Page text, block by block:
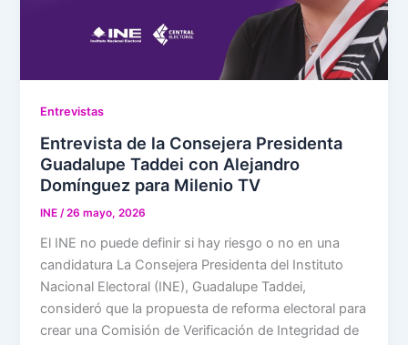
Entrevistas
Entrevista de la Consejera Presidenta
Guadalupe Taddei con Alejandro
Domínguez para Milenio TV
INE /26 mayo, 2026
El INE no puede definir si hay riesgo o no en una
candidatura La Consejera Presidenta del Instituto
Nacional Electoral (INE), Guadalupe Taddei,
consideró que la propuesta de reforma electoral para
crear una Comisión de Verificación de Integridad de